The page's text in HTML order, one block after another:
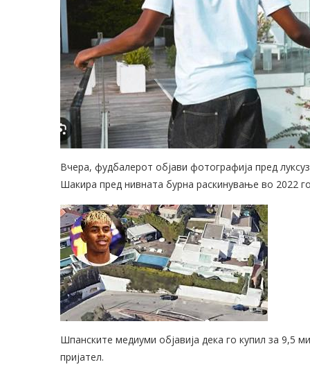
Вчера, фудбалерот објави фотографија пред
Шакира пред нивната бурна раскинување во 2022
Шпанските медиуми објавија дека го купил за 9,5
пријател.